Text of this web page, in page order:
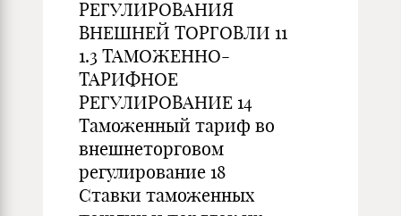
РЕГУЛИРОВАНИЯ
ВНЕШНЕЙ ТОРГОВЛИ 11
1.3 ТАМОЖЕННО-
ТАРИФНОЕ
РЕГУЛИРОВАНИЕ 14
Таможенный тариф во
внешнеторговом
регулирование 18
Ставки таможенных